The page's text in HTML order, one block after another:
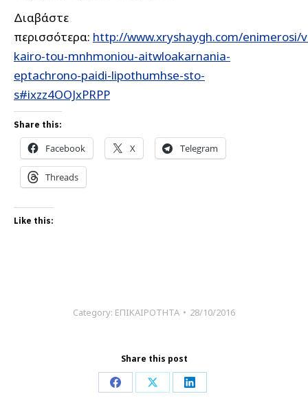
Διαβάστε
περισσότερα: http://www.xryshaygh.com/enimerosi/
kairo-tou-mnhmoniou-aitwloakarnania-
eptachrono-paidi-lipothumhse-sto-
s#ixzz4OOJxPRPP
Share this:
Facebook X Telegram
Threads
Like this:
Category: ΕΠΙΚΑΙΡΟΤΗΤΑ 28/10/2016
Share this post
Share Share Share